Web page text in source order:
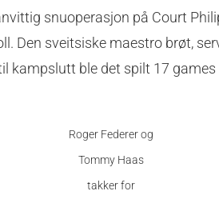
snuoperasjon på Court
Den sveitsiske maestro brøt,
kampslutt ble det spilt 17
Roger Federer og
Tommy Haas
takker for